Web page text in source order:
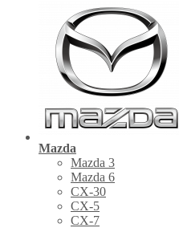
Mazda
Mazda 3
Mazda 6
CX-30
СХ-5
CX-7